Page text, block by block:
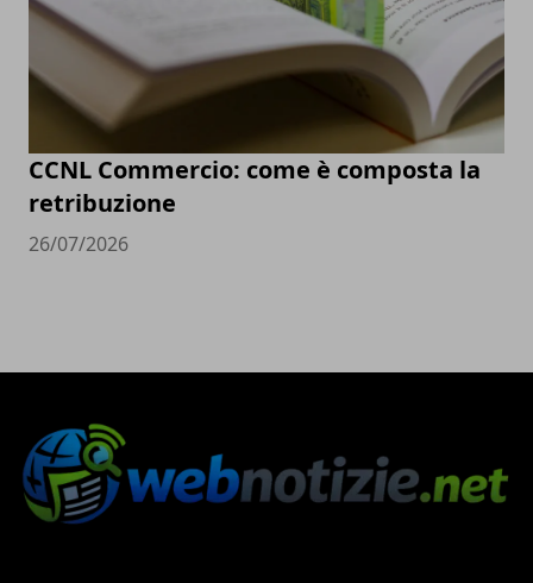
CCNL Commercio: come è composta la
retribuzione
26/07/2026